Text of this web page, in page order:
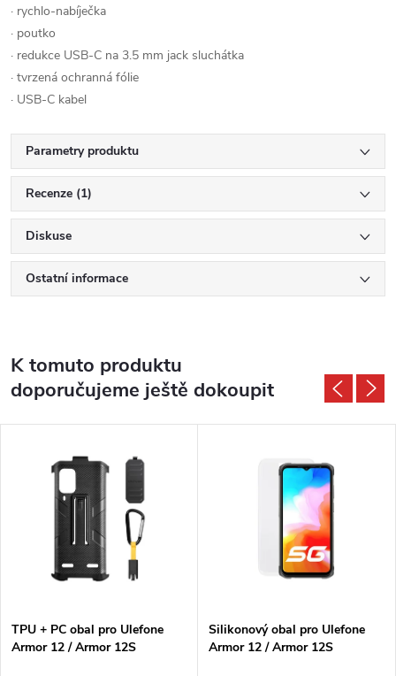
· rychlo-nabíječka
· poutko
· redukce USB-C na 3.5 mm jack sluchátka
· tvrzená ochranná fólie
· USB-C kabel
Parametry produktu
Recenze (1)
Diskuse
Ostatní informace
K tomuto produktu
doporučujeme ještě dokoupit
TPU + PC obal pro Ulefone
Armor 12 / Armor 12S
Silikonový obal pro Ulefone
Armor 12 / Armor 12S